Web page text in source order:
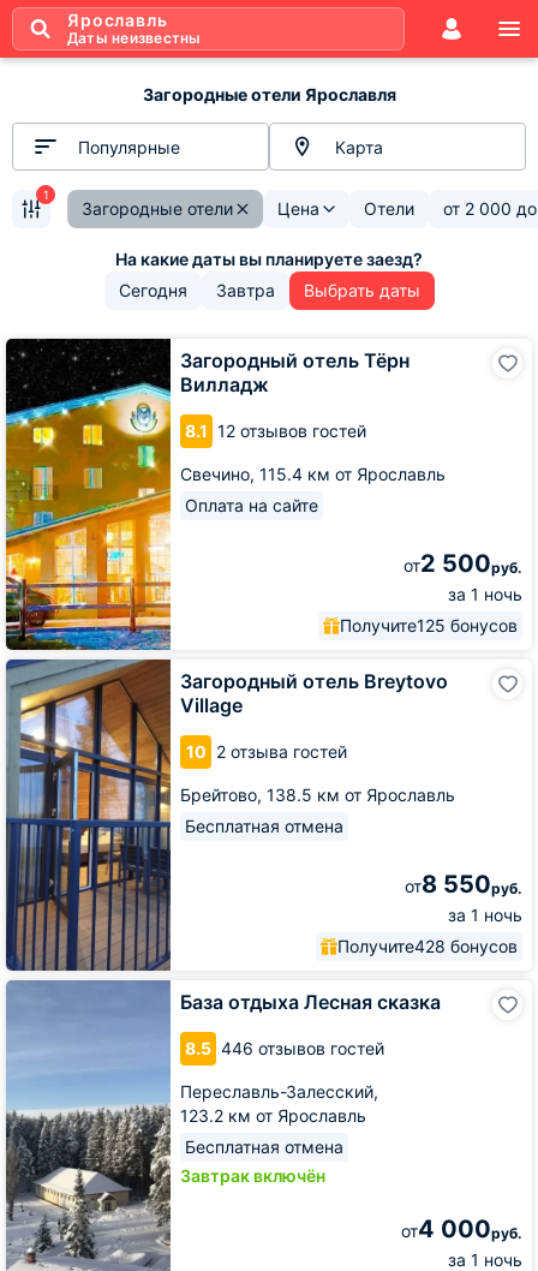
Ярославль
Даты неизвестны
Загородные отели Ярославля
Популярные Карта
Загородные отели Цена Отели от 2 000
1
Сегодня Завтра Выбрать даты
Загородный отель Тёрн
Вилладж
8.1 12 отзывов гостей
Свечино, 115.4 км от Ярославль
Оплата на сайте
от2 500руб.
за 1 ночь
Получите125 бонусов
Загородный
отель
Тёрн
Вилладж
Загородный отель Breytovo
Village
10 2 отзыва гостей
Брейтово, 138.5 км от Ярославль
Бесплатная отмена
от8 550руб.
за 1 ночь
Получите428 бонусов
Загородный
отель
Breytovo
Village
База отдыха Лесная сказка
8.5 446 отзывов гостей
Переславль-Залесский,
123.2 км от Ярославль
Бесплатная отмена
Завтрак включён
от4 000руб.
за 1 ночь
База